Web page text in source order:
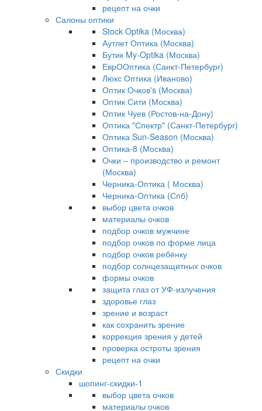
рецепт на очки
Салоны оптики
Stock Optika (Москва)
Аутлет Оптика (Москва)
Бутик My-Optika (Москва)
ЕврООптика (Санкт-Петербург)
Люкс Оптика (Иваново)
Оптик Очков's (Москва)
Оптик Сити (Москва)
Оптик Чуев (Ростов-на-Дону)
Оптика "Спектр" (Санкт-Петербург)
Оптика Sun-Season (Москва)
Оптика-8 (Москва)
Очки – производство и ремонт
(Москва)
Черника-Оптика ( Москва)
Черника-Оптика (Спб)
выбор цвета очков
материалы очков
подбор очков мужчине
подбор очков по форме лица
подбор очков ребёнку
подбор солнцезащитных очков
формы очков
защита глаз от УФ-излучения
здоровье глаз
зрение и возраст
как сохранить зрение
коррекция зрения у детей
проверка остроты зрения
рецепт на очки
Скидки
шопинг-скидки-1
выбор цвета очков
материалы очков